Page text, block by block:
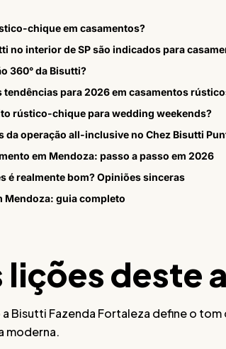
chique em casamentos?
no interior de SP são indicados para
360° da Bisutti?
tendências para 2026 em casamentos
rústico-chique para wedding weekends?
da operação all-inclusive no Chez Bisutti
em Mendoza: passo a passo em 2026
é realmente bom? Opiniões sinceras
Mendoza: guia completo
lições deste
Bisutti Fazenda Fortaleza define o
moderna.